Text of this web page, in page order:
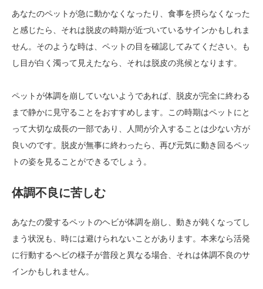
あなたのペットが急に動かなくなったり、食事を摂らなくなった
と感じたら、それは脱皮の時期が近づいているサインかもしれま
せん。そのような時は、ペットの目を確認してみてください。も
し目が白く濁って見えたなら、それは脱皮の兆候となります。
ペットが体調を崩していないようであれば、脱皮が完全に終わる
まで静かに見守ることをおすすめします。この時期はペットにと
って大切な成長の一部であり、人間が介入することは少ない方が
良いのです。脱皮が無事に終わったら、再び元気に動き回るペッ
トの姿を見ることができるでしょう。
体調不良に苦しむ
あなたの愛するペットのヘビが体調を崩し、動きが鈍くなってし
まう状況も、時には避けられないことがあります。本来なら活発
に行動するヘビの様子が普段と異なる場合、それは体調不良のサ
インかもしれません。